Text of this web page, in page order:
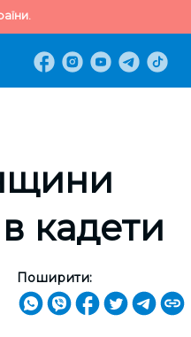
кадети
Поширити: